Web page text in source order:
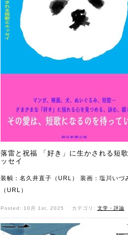
落雷と祝福 「好き」に生かされる短
ッセイ
装幀：名久井直子（URL） 装画：塩川いづ
（URL）
Posted: 10月 1st, 2025 ˑ カテゴリ: 文学・評論